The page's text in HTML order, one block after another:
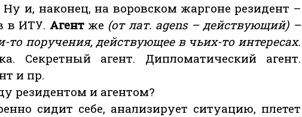
Ну и, наконец, на воровском жаргоне резидент –
в ИТУ. Агентже (от лат. agens – действующий) –
поручения, действующее в чьих-то интересах.
Секретный агент. Дипломатический агент.
и пр.
резидентом и агентом?
сидит себе, анализирует ситуацию, плетет